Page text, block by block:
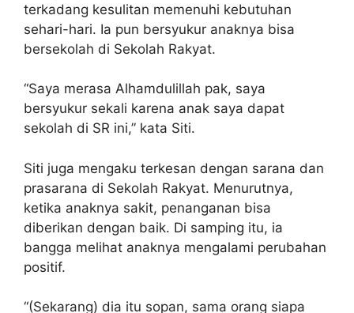
terkadang kesulitan memenuhi kebutuhan
sehari-hari. Ia pun bersyukur anaknya bisa
bersekolah di Sekolah Rakyat.
“Saya merasa Alhamdulillah pak, saya
bersyukur sekali karena anak saya dapat
sekolah di SR ini,” kata Siti.
Siti juga mengaku terkesan dengan sarana dan
prasarana di Sekolah Rakyat. Menurutnya,
ketika anaknya sakit, penanganan bisa
diberikan dengan baik. Di samping itu, ia
bangga melihat anaknya mengalami perubahan
positif.
“(Sekarang) dia itu sopan, sama orang siapa